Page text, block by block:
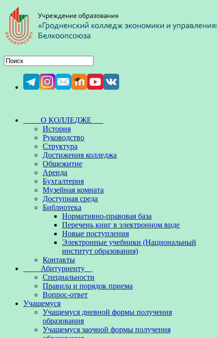
О КОЛЛЕДЖЕ
История
Руководство
Структура
Достижения колледжа
Общежитие
Аренда
Бухгалтерия
Музейная комната
Доступная среда
Библиотека
Нормативно-правовая база
Перечень книг в электронном виде
Новые поступления
Электронные учебники (Национальный
институт образования)
Контакты
Абитуриенту
Специальности
Правила и порядок приема
Вопрос-ответ
Учащемуся
Учащемуся дневной формы получения
образования
Учащемуся заочной формы получения